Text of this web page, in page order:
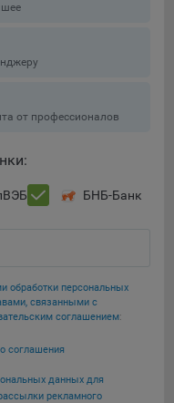
от профессионалов
БНБ-Банк
обработки персональных
связанными с
соглашением:
соглашения
данных для
рекламного